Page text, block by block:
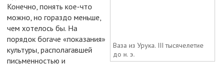
Ваза из Урука. III тысячелетие
до н. э.
Конечно, понять кое-что
можно, но гораздо меньше,
чем хотелось бы. На
порядок богаче «показания»
культуры, располагавшей
письменностью и